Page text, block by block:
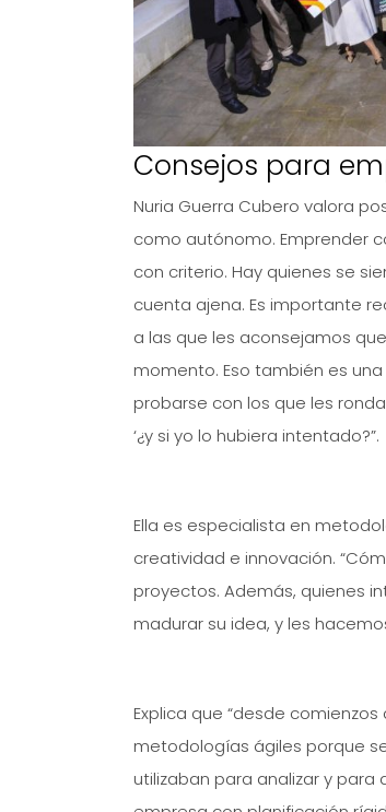
Consejos para
Nuria Guerra Cubero valora
como autónomo. Emprender
con criterio. Hay quienes se
cuenta ajena. Es importante
a las que les aconsejamos
momento. Eso también es
probarse con los que les
‘¿y si yo lo hubiera intentado?”.
Ella es especialista en
creatividad e innovación.
proyectos. Además, quienes
madurar su idea, y les
Explica que “desde
metodologías ágiles porque
utilizaban para analizar y